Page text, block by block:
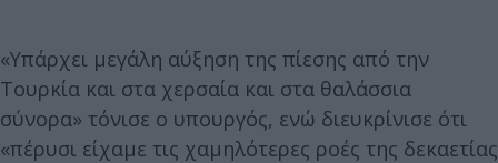
«Υπάρχει μεγάλη αύξηση της πίεσης από την
Τουρκία και στα χερσαία και στα θαλάσσια
σύνορα» τόνισε ο υπουργός, ενώ διευκρίνισε ότι
«πέρυσι είχαμε τις χαμηλότερες ροές της δεκαετίας